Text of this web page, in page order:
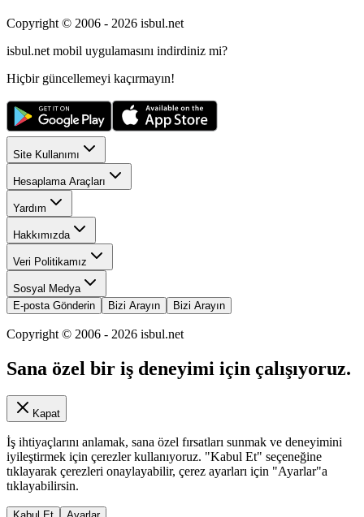
Copyright © 2006 - 2026 isbul.net
isbul.net mobil uygulamasını indirdiniz mi?
Hiçbir güncellemeyi kaçırmayın!
Site Kullanımı
Hesaplama Araçları
Yardım
Hakkımızda
Veri Politikamız
Sosyal Medya
E-posta Gönderin
Bizi Arayın Bizi Arayın
Copyright © 2006 - 2026 isbul.net
Sana özel bir iş deneyimi için çalışıyoruz.
Kapat
İş ihtiyaçlarını anlamak, sana özel fırsatları sunmak ve deneyimini
iyileştirmek için çerezler kullanıyoruz. "Kabul Et" seçeneğine
tıklayarak çerezleri onaylayabilir, çerez ayarları için "Ayarlar"a
tıklayabilirsin.